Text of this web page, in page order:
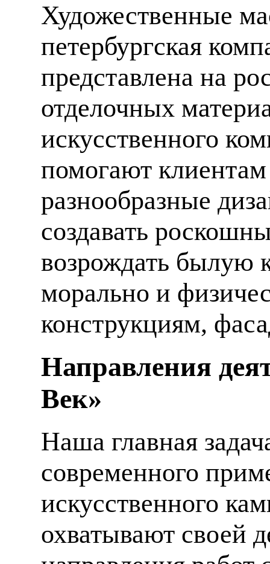
Художественные
петербургская
представлена на
отделочных
искусственного
помогают
разнообразные
создавать
возрождать былую
морально и
конструкциям,
Направления
Век»
Наша главная
современного
искусственного
охватывают своей